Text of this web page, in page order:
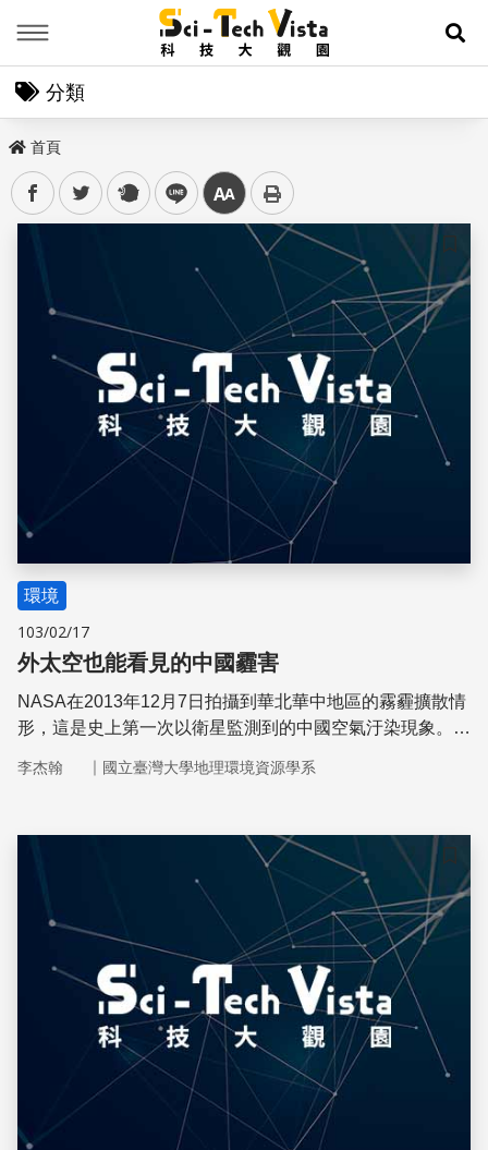
展
分類
首頁
facebooktwitter plurk line 中
儲存
環境
103/02/17
外太空也能看見的中國霾害
NASA在2013年12月7日拍攝到華北華中地區的霧霾擴散情
形，這是史上第一次以衛星監測到的中國空氣汙染現象。十
李杰翰 ｜ 國立臺灣大學地理環境資源學系
儲存